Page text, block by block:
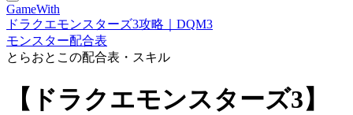
GameWith
ドラクエモンスターズ3攻略｜DQM3
モンスター配合表
とらおとこの配合表・スキル
【ドラクエモンスターズ3】